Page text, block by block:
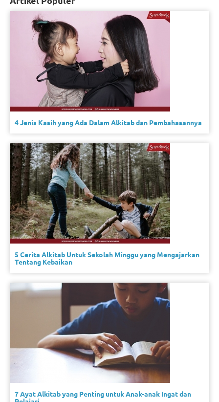
4 Jenis Kasih yang Ada Dalam Alkitab dan Pembahasannya
5 Cerita Alkitab Untuk Sekolah Minggu yang Mengajarkan
Tentang Kebaikan
7 Ayat Alkitab yang Penting untuk Anak-anak Ingat dan